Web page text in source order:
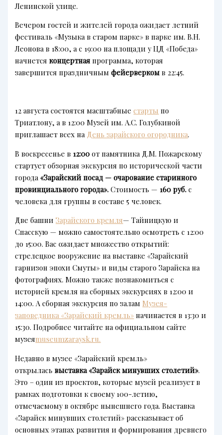
Ленинской улице.
Вечером гостей и жителей города ожидает летний
фестиваль «Музыка в старом парке» в парке им. В.Н.
Леонова в 18:00, а с 19:00 на площади у ЦД «Победа»
начнетсяконцертная программа, которая
завершится праздничнымфейерверком в 22:45.
12 августа состоятся масштабныестарты по
Триатлону, а в 12:00 Музей им. А.С. Голубкиной
приглашает всех на День зарайского огородника.
В воскресенье в 12:00 от памятника Д.М. Пожарскому
стартует обзорная экскурсия по исторической части
города«Зарайский посад — очарование старинного
провинциального города».Стоимость — 160 руб. с
человека для группы в составе 5 человек.
Две башниЗарайского кремля— Тайницкую и
Спасскую — можно самостоятельно осмотреть с 12:00
до 15:00. Вас ожидает множество открытий:
стрелецкое вооружение на выставке «Зарайский
гарнизон эпохи Смуты» и виды старого Зарайска на
фотографиях. Можно также познакомиться с
историей кремля на сборных экскурсиях в 12:00 и
14:00. А сборная экскурсия по залам Музея-
заповедника «Зарайский кремль» начинается в 13:30 и
15:30. Подробнее читайте на официальном сайте
музеяmuseumzaraysk.ru.
Недавно в музее «Зарайский кремль»
открыласьвыставка «Зарайск минувших столетий».
Это – один из проектов, которые музей реализует в
рамках подготовки к своему 100-летию,
отмечаемому в октябре нынешнего года. Выставка
«Зарайск минувших столетий» рассказывает об
основных этапах развития и формирования древнего